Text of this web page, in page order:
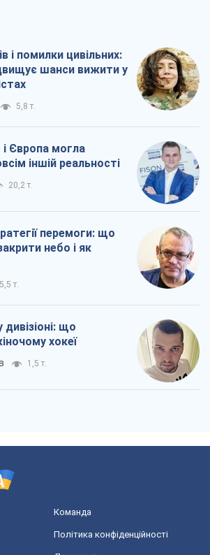
і помилки цивільних:
шанси вижити у
5,8 т.
Європа могла
іншій реальності
20,2 т.
перемоги: що
небо і як
5,5 т.
дивізіоні: що
хокеї
1,5 т.
Команда
Політика конфіденційності